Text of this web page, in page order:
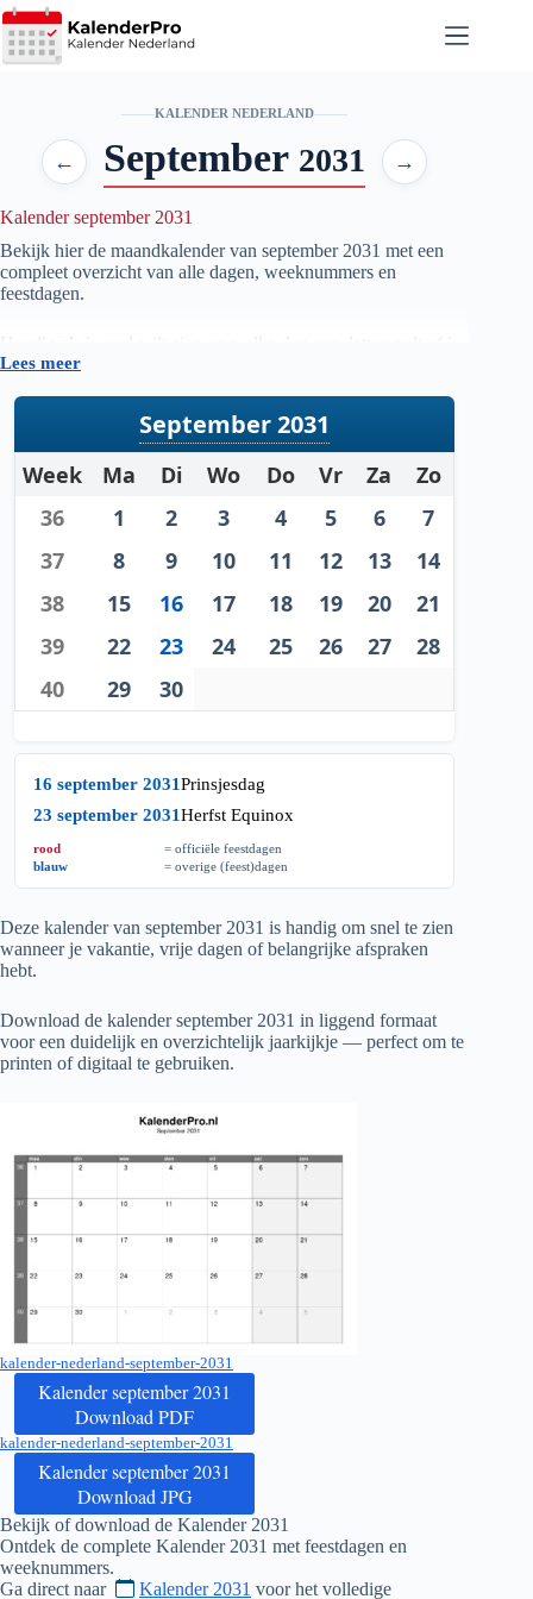
Ga
naar
de
KALENDER NEDERLAND
← September 2031 →
Kalender september 2031
Bekijk hier de maandkalender van september 2031 met een
compleet overzicht van alle dagen, weeknummers en
feestdagen.
Handig als je snel wilt zien op welke dag een datum valt of je
je planning voor de maand september
Lees meer
September 2031
Week Ma Di Wo Do Vr Za
Zo
36
1 2 3 4 5 6
7
37
8 9 10 11 12 13
14
38
15 16 17 18 19 20
21
39
22 23 24 25 26 27
28
40
29 30
16 september 2031Prinsjesdag
23 september 2031Herfst Equinox
rood
= officiële feestdagen
blauw
= overige (feest)dagen
Deze kalender van september 2031 is handig om snel te zien
wanneer je vakantie, vrije dagen of belangrijke afspraken
hebt.
Download de kalender september 2031 in liggend formaat
voor een duidelijk en overzichtelijk jaarkijkje — perfect om te
printen of digitaal te gebruiken.
kalender-nederland-september-2031
Kalender september 2031
Download PDF
kalender-nederland-september-2031
Kalender september 2031
Download JPG
Bekijk of download de Kalender 2031
Ontdek de complete Kalender 2031 met feestdagen en
weeknummers.
Ga direct naar
Kalender 2031 voor het volledige